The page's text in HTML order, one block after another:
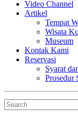
Video Channel
Artikel
Tempat
Wisata
Museum
Kontak Kami
Reservasi
Syarat
Prosedur